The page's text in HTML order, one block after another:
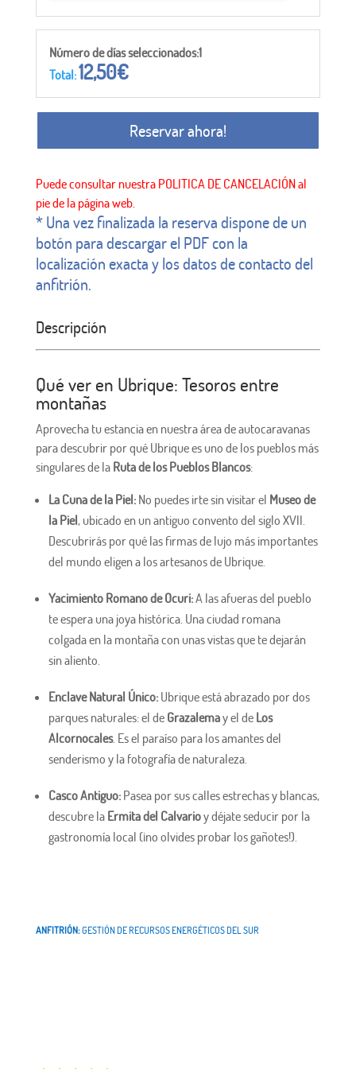
Número de días seleccionados:1
Total:12,50€
Reservar ahora!
* Una vez finalizada la reserva dispone de un
botón para descargar el PDF con la
localización exacta y los datos de contacto del
anfitrión.
Descripción
Qué ver en Ubrique: Tesoros entre
montañas
Aprovecha tu estancia en nuestra área de autocaravanas
para descubrir por qué Ubrique es uno de los pueblos más
singulares de la Ruta de los Pueblos Blancos:
La Cuna de la Piel:No puedes irte sin visitar el Museo de
la Piel, ubicado en un antiguo convento del siglo XVII.
Descubrirás por qué las firmas de lujo más importantes
del mundo eligen a los artesanos de Ubrique.
Yacimiento Romano de Ocuri:A las afueras del pueblo
te espera una joya histórica. Una ciudad romana
colgada en la montaña con unas vistas que te dejarán
sin aliento.
Enclave Natural Único:Ubrique está abrazado por dos
parques naturales: el de Grazalemay el de Los
Alcornocales. Es el paraíso para los amantes del
senderismo y la fotografía de naturaleza.
Casco Antiguo:Pasea por sus calles estrechas y blancas,
descubre la Ermita del Calvarioy déjate seducir por la
gastronomía local (¡no olvides probar los gañotes!).
ANFITRIÓN:GESTIÓN DE RECURSOS ENERGÉTICOS DEL SUR